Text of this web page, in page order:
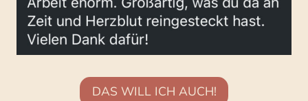
DAS WILL ICH AUCH!